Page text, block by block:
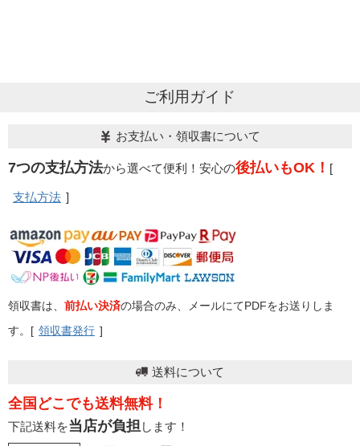
ご利用ガイド
お支払い・領収書について
7つの支払方法から選べて便利！安心の後払いもOK！ [
支払方法 ]
領収書は、 前払い決済の場合のみ、メールにてPDFをお送りしま
す。[ 領収書発行 ]
送料について
全国どこでも送料無料！
下記送料を当店が負担 します！